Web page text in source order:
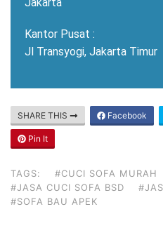
Kantor Pusat :
Jl Transyogi, Jakarta Timur
SHARE THIS Facebook
Pin It
TAGS: #CUCI SOFA MURAH
#JASA CUCI SOFA BSD
#SOFA BAU APEK